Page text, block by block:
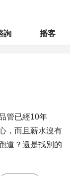
詢 播客
管已經10年
，而且薪水沒有
道？還是找別的